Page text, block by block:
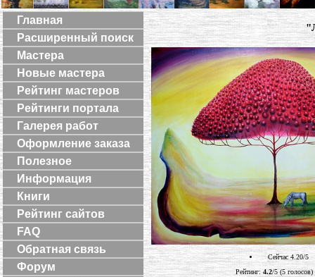
Главная
Расширенный поиск
Мастера
Новые мастера
Рейтинг мастеров
Рейтинги портала
Галерея работ
Оформление заказа
Полезное
Информация
Книги
Рейтинг сайтов
FAQ
Обратная связь
Форум
Сейчас 4.20/5
Рейтинг:4.2/5 (5 голосов)